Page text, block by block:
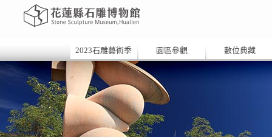
2023石雕藝術季 園區參觀 數位典藏